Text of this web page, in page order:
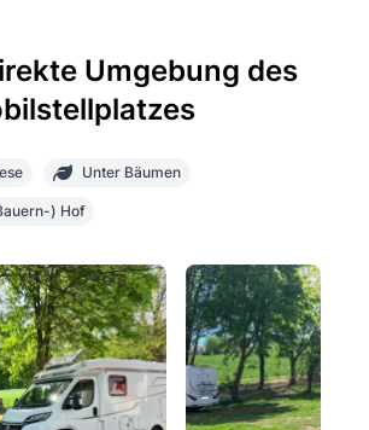
Umgebung des
Unter Bäumen
) Hof